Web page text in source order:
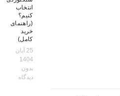
انتخاب
کنیم؟
(راهنمای
خرید
کامل)
25 آبان
1404
بدون
دیدگاه